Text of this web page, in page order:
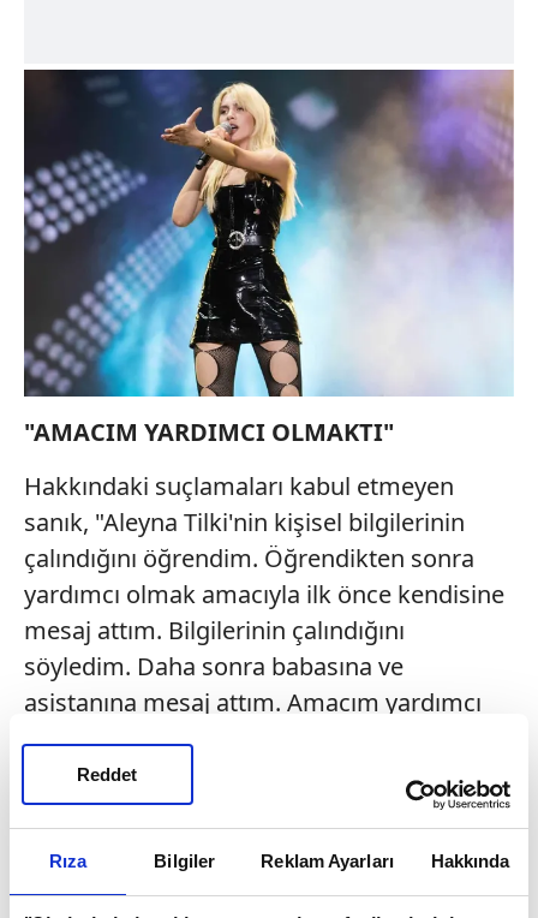
Rıza Bilgiler Reklam Ayarları Hakkında
Reddet
"AMACIM YARDIMCI OLMAKTI"
Hakkındaki suçlamaları kabul etmeyen
sanık, "Aleyna Tilki'nin kişisel bilgilerinin
çalındığını öğrendim. Öğrendikten sonra
yardımcı olmak amacıyla ilk önce kendisine
mesaj attım. Bilgilerinin çalındığını
söyledim. Daha sonra babasına ve
asistanına mesaj attım. Amacım yardımcı
olmaktı" dedi.